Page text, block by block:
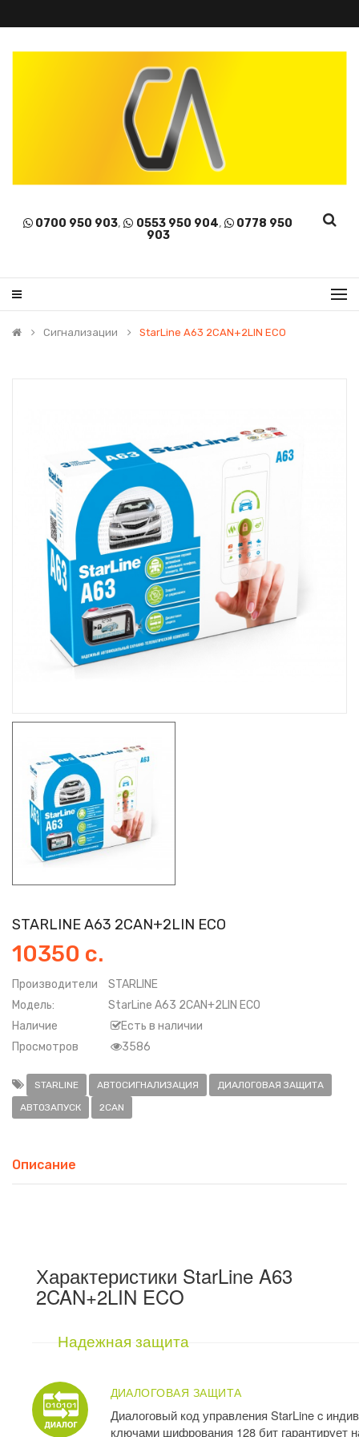
0700 950 903, 0553 950 904,
0778 950
903
Сигнализации StarLine A63 2CAN+2LIN ECO
STARLINE A63 2CAN+2LIN ECO
10350 с.
Производители
STARLINE
Модель:
StarLine A63 2CAN+2LIN ECO
Наличие
Есть в наличии
Просмотров
3586
STARLINE АВТОСИГНАЛИЗАЦИЯ
ДИАЛОГОВАЯ ЗАЩИТА
АВТОЗАПУСК
2CAN
Описание
Характеристики StarLine A63
2CAN+2LIN ECO
Надежная защита
ДИАЛОГОВАЯ ЗАЩИТА
Диалоговый код управления StarLine c
ключами шифрования 128 бит гарантирует